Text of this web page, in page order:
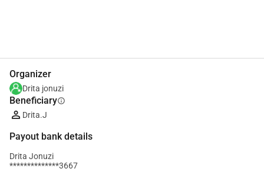
Organizer
Drita jonuzi
Beneficiaryinfo
Drita.J
Payout bank details
Drita Jonuzi
**************3667